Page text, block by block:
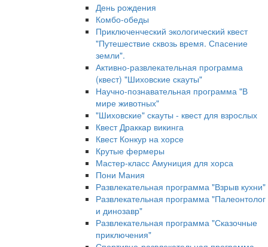
День рождения
Комбо-обеды
Приключенческий экологический квест
"Путешествие сквозь время. Спасение
земли".
Активно-развлекательная программа
(квест) "Шиховские скауты"
Научно-познавательная программа "В
мире животных"
"Шиховские" скауты - квест для взрослых
Квест Драккар викинга
Квест Конкур на хорсе
Крутые фермеры
Мастер-класс Амуниция для хорса
Пони Мания
Развлекательная программа "Взрыв кухни"
Развлекательная программа "Палеонтолог
и динозавр"
Развлекательная программа "Сказочные
приключения"